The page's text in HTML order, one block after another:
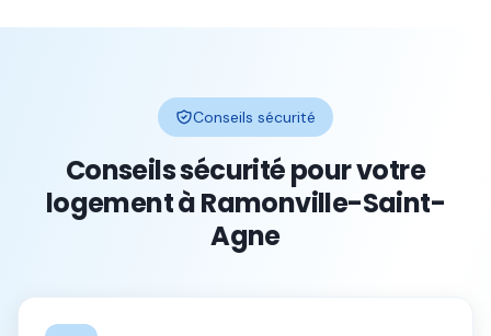
Conseils sécurité
Conseils sécurité pour votre
logement àRamonville-Saint-
Agne